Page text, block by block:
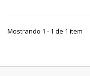
Mostrando 1 - 1 de 1 item